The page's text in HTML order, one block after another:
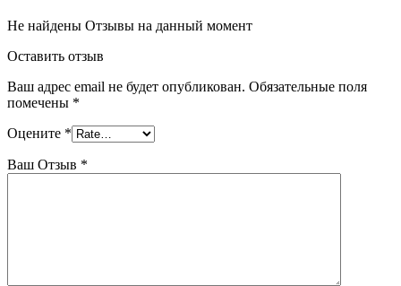
Не найдены Отзывы на данный момент
Оставить отзыв
Ваш адрес email не будет опубликован. Обязательные поля
помечены *
Оцените *
Ваш Отзыв *